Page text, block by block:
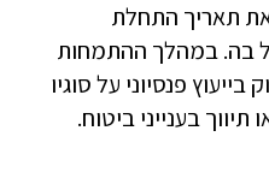
תאריך התחלת
בה. במהלך ההתמחות
פנסיוני על סוגיו
תיווך בענייני ביטוח.